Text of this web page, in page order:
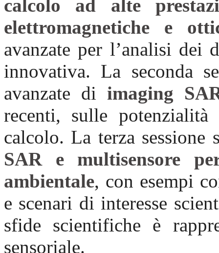
calcolo ad alte
elettromagnetiche e
avanzate per l’analisi
innovativa. La seconda
avanzate di imaging
recenti, sulle
calcolo. La terza sessione
SAR e multisensore
ambientale, con esempi
e scenari di interesse
sfide scientifiche è
sensoriale.